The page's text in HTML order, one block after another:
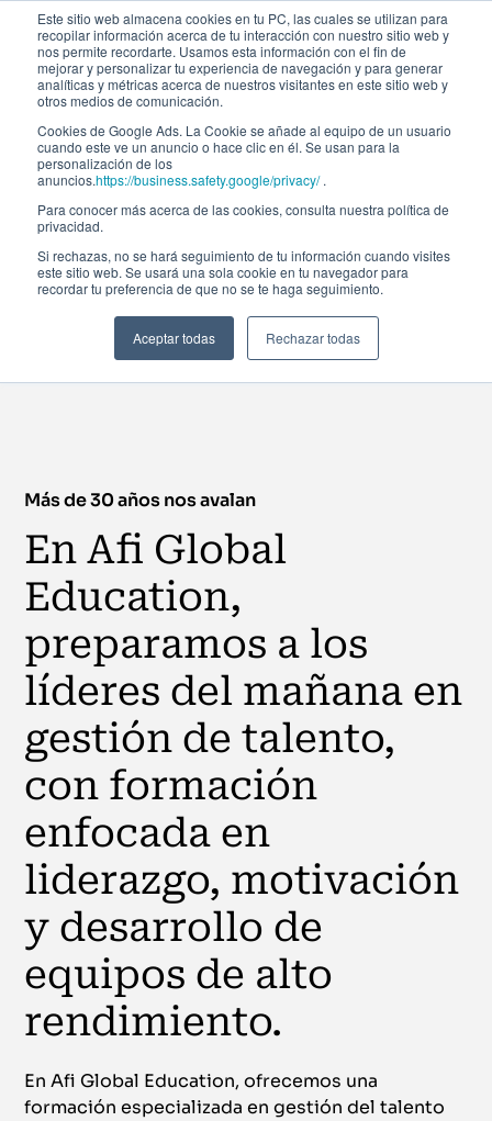
Este sitio web almacena cookies en tu PC, las cuales se utilizan para
recopilar información acerca de tu interacción con nuestro sitio web y
nos permite recordarte. Usamos esta información con el fin de
mejorar y personalizar tu experiencia de navegación y para generar
analíticas y métricas acerca de nuestros visitantes en este sitio web y
otros medios de comunicación.
Cookies de Google Ads. La Cookie se añade al equipo de un usuario
cuando este ve un anuncio o hace clic en él. Se usan para la
personalización de los
anuncios.https://business.safety.google/privacy/.
Para conocer más acerca de las cookies, consulta nuestra política de
privacidad.
Si rechazas, no se hará seguimiento de tu información cuando visites
este sitio web. Se usará una sola cookie en tu navegador para
recordar tu preferencia de que no se te haga seguimiento.
Aceptar todas Rechazar todas
Gestión
del
talentoCatálogo de programas
Más de 30 años nos avalan
En Afi Global
Education,
preparamos a los
líderes del mañana en
gestión de talento,
con formación
enfocada en
liderazgo, motivación
y desarrollo de
equipos de alto
rendimiento.
En Afi Global Education, ofrecemos una
formación especializada en gestión del talento